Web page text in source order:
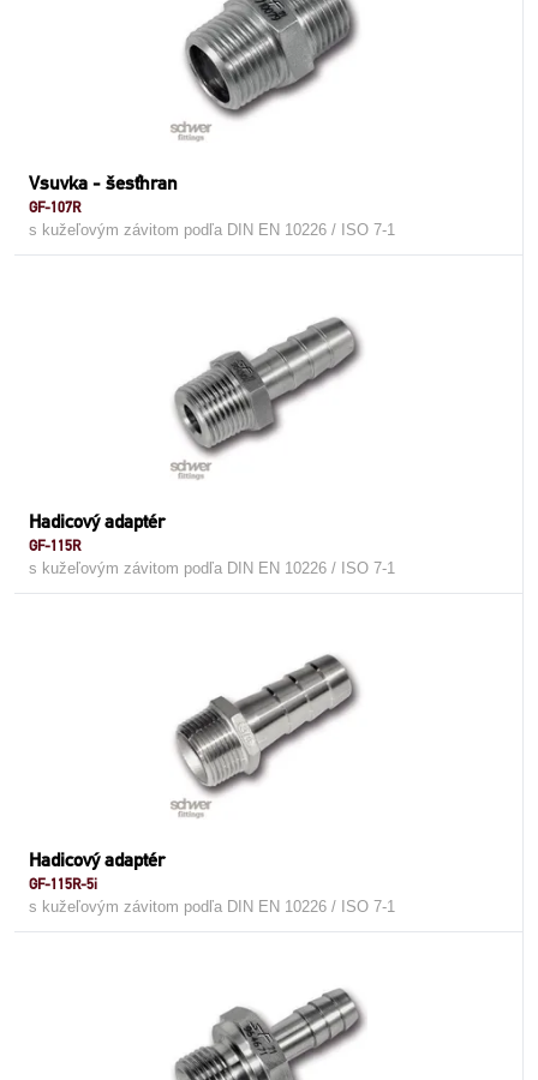
Vsuvka - šesťhran
GF-107R
s kužeľovým závitom podľa DIN EN 10226 / ISO 7-1
Hadicový adaptér
GF-115R
s kužeľovým závitom podľa DIN EN 10226 / ISO 7-1
Hadicový adaptér
GF-115R-5i
s kužeľovým závitom podľa DIN EN 10226 / ISO 7-1